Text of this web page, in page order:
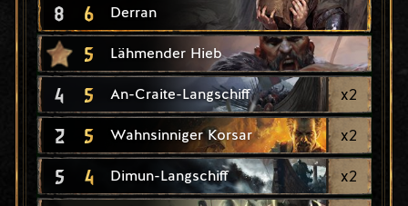
8 6 Derran
5 Lähmender Hieb
4 5 An-Craite-Langschiff x2
2 5 Wahnsinniger Korsar x2
5 4 Dimun-Langschiff x2